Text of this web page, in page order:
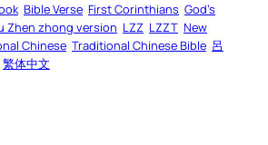
Bible Verse First Corinthians God’s
Zhen zhong version LZZ LZZT New
Chinese Traditional Chinese Bible 呂
繁体中文